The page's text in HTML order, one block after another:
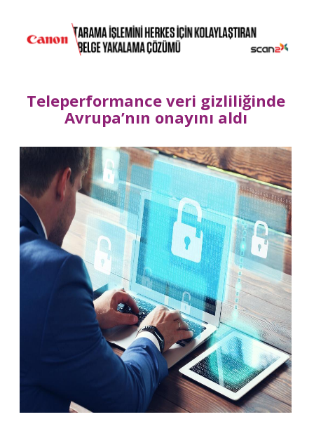
Teleperformance veri gizliliğinde
Avrupa’nın onayını aldı